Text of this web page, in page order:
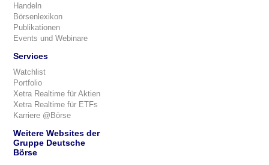
Handeln
Börsenlexikon
Publikationen
Events und Webinare
Services
Watchlist
Portfolio
Xetra Realtime für Aktien
Xetra Realtime für ETFs
Karriere @Börse
Weitere Websites der
Gruppe Deutsche
Börse